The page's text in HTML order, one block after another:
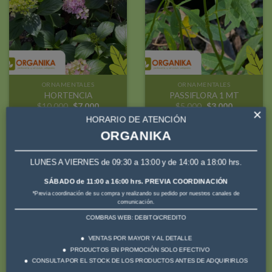
a la
lista de
deseos
ORNAMENTALES
HORTENCIA
$10.000 El
original
$10.000.
$7.000El
actual
es:
$7.000.
a la
lista de
deseos
ORNAMENTALES
PASSIFLORA 1 MT
$5.000 El
$3.000El
precio
actual
Añadir
a la
lista de
a la
HORARIO DE ATENCIÓN
ORGANIKA
LUNES A VIERNES de 09:30 a 13:00 y de 14:00 a 18:00 hrs.
×
SÁBADO de 11:00 a 16:00 hrs. PREVIA COORDINACIÓN
*Previa coordinación de su compra y realizando su pedido por nuestros canales de
comunicación.
COMBRAS WEB: DEBITO/CREDITO
VENTAS POR MAYOR Y AL DETALLE
PRODUCTOS EN PROMOCIÓN SOLO EFECTIVO
CONSULTA POR EL STOCK DE LOS PRODUCTOS ANTES DE ADQUIRIRLOS